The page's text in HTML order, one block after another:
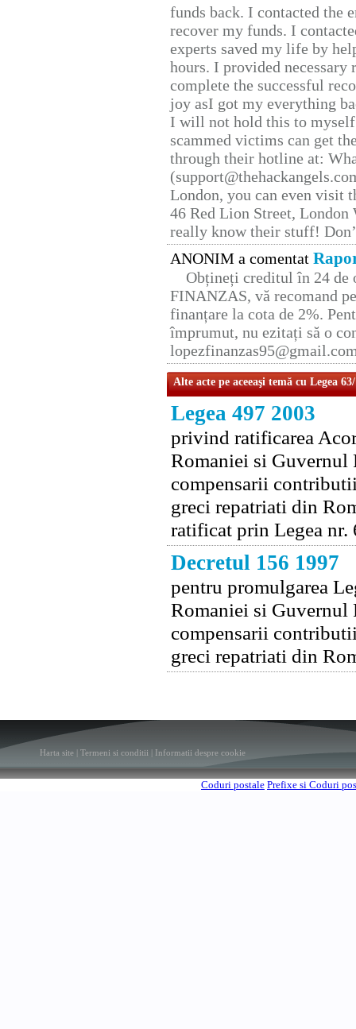
funds back. I contacted the
recover my funds. I
experts saved my life by
hours. I provided
complete the successful
joy asI got my everything
I will not hold this to
scammed victims can get
through their hotline at:
London, you can even visit
46 Red Lion Street, London
really know their stuff!
ANONIM a comentat
Obțineți creditul în 24 de
FINANZAS, vă recomand
finanțare la cota de 2%.
împrumut, nu ezitați să o
Alte acte pe aceeaşi temă cu Legea
Legea 497 2003
privind ratificarea
Romaniei si Guvernul
compensarii
greci repatriati din
ratificat prin Legea nr.
Decretul 156 1997
pentru promulgarea
Romaniei si Guvernul
compensarii
greci repatriati din
Harta site Termeni si conditii Informatii despre cookie
Coduri postale Prefixe si Coduri